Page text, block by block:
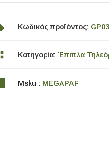
Κωδικός προϊόντος:
Κατηγορία: Έπιπλα
Msku : MEGAPAP